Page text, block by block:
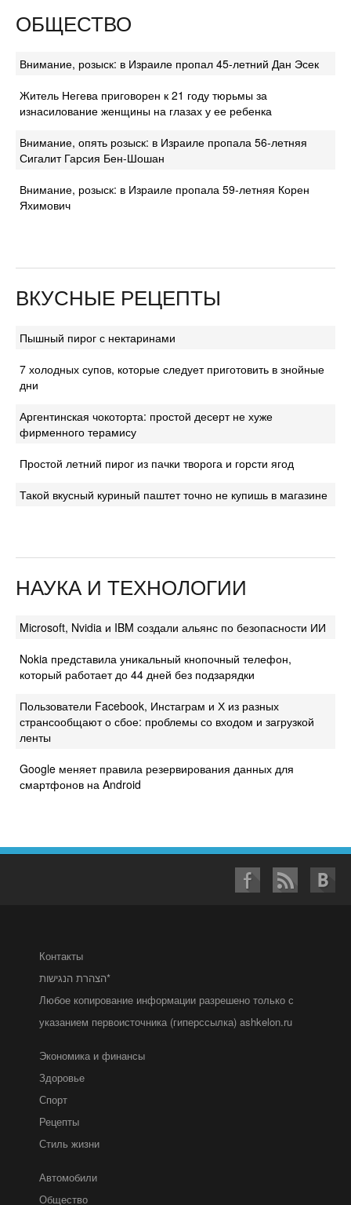
ОБЩЕСТВО
Внимание, розыск: в Израиле пропал 45-летний Дан Эсек
Житель Негева приговорен к 21 году тюрьмы за
изнасилование женщины на глазах у ее ребенка
Внимание, опять розыск: в Израиле пропала 56-летняя
Сигалит Гарсия Бен-Шошан
Внимание, розыск: в Израиле пропала 59-летняя Корен
Яхимович
ВКУСНЫЕ РЕЦЕПТЫ
Пышный пирог с нектаринами
7 холодных супов, которые следует приготовить в знойные
дни
Аргентинская чокоторта: простой десерт не хуже
фирменного терамису
Простой летний пирог из пачки творога и горсти ягод
Такой вкусный куриный паштет точно не купишь в магазине
НАУКА И ТЕХНОЛОГИИ
Microsoft, Nvidia и IBM создали альянс по безопасности ИИ
Nokia представила уникальный кнопочный телефон,
который работает до 44 дней без подзарядки
Пользователи Facebook, Инстаграм и Х из разных
странсообщают о сбое: проблемы со входом и загрузкой
ленты
Google меняет правила резервирования данных для
смартфонов на Android
Контакты
הצהרת הנגישות*
Любое копирование информации разрешено только с
указанием первоисточника (гиперссылка) ashkelon.ru
Экономика и финансы
Здоровье
Спорт
Рецепты
Стиль жизни
Автомобили
Общество